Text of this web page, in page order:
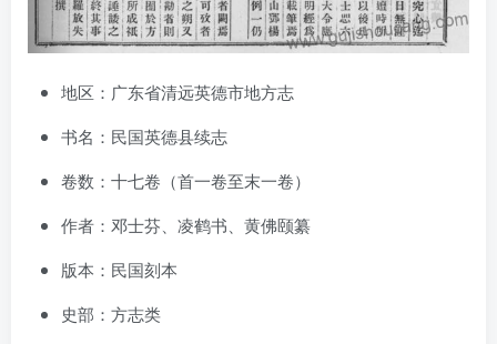
地区：广东省清远英德市地方志
书名：民国英德县续志
卷数：十七卷（首一卷至末一卷）
作者：邓士芬、凌鹤书、黄佛颐纂
版本：民国刻本
史部：方志类